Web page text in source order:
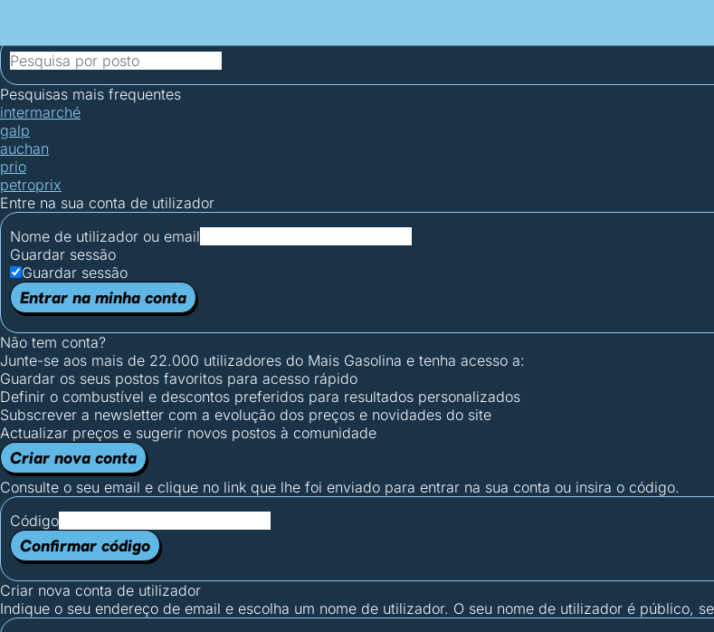
Pesquisas mais frequentes
intermarché
galp
auchan
prio
petroprix
Entre na sua conta de utilizador
Nome de utilizador ou email
Guardar sessão
Guardar sessão
Entrar na minha conta
Não tem conta?
Junte-se aos mais de 22.000 utilizadores do Mais Gasolina e tenha acesso a:
Guardar os seus postos favoritos para acesso rápido
Definir o combustível e descontos preferidos para resultados personalizados
Subscrever a newsletter com a evolução dos preços e novidades do site
Actualizar preços e sugerir novos postos à comunidade
Criar nova conta
Consulte o seu email e clique no link que lhe foi enviado para entrar na sua conta ou insira o código.
Código
Confirmar código
Criar nova conta de utilizador
Indique o seu endereço de email e escolha um nome de utilizador. O seu nome de utilizador é público,